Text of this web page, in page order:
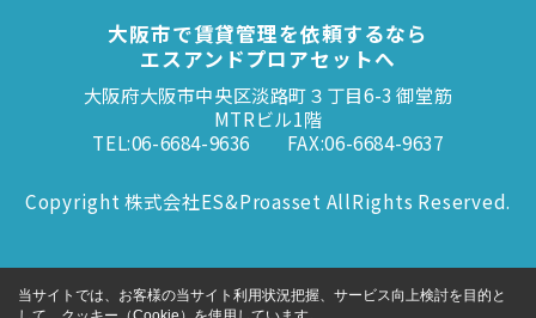
大阪市で賃貸管理を依頼するなら
エスアンドプロアセットへ
大阪府大阪市中央区淡路町３丁目6-3 御堂筋
MTRビル1階
TEL:06-6684-9636
FAX:06-6684-9637
Copyright 株式会社ES&Proasset AllRights Reserved.
当サイトでは、お客様の当サイト利用状況把握、サービス向上検討を目的と